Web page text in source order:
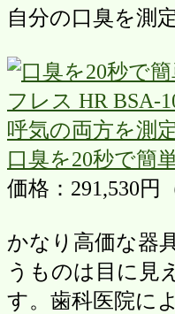
自分の口臭を測
口臭を20秒で簡
価格：291,530円
かなり高価な器
うものは目に見
す。歯科医院に